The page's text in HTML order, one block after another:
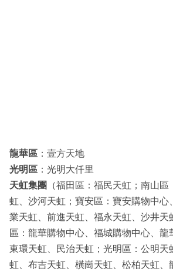
龍華區 ：壹方天地
光明區 ：光明大仟里
天虹集團
（福田區：福民天虹；南山
虹、沙河天虹；寶安區：寶安購物中心
業天虹、前進天虹、福永天虹、沙井天
區：龍華購物中心、福城購物中心、龍
東環天虹、民治天虹；光明區：公明天
虹、布吉天虹、橫崗天虹、松柏天虹、